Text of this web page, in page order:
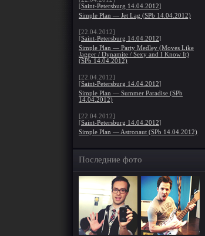
[Saint-Petersburg 14.04.2012]
Simple Plan — Jet Lag (SPb 14.04.2012)
[22.04.2012]
[Saint-Petersburg 14.04.2012]
Simple Plan — Party Medley (Moves Like
Jagger / Dynamite / Sexy and I Know It)
(SPb 14.04.2012)
[22.04.2012]
[Saint-Petersburg 14.04.2012]
Simple Plan — Summer Paradise (SPb
14.04.2012)
[22.04.2012]
[Saint-Petersburg 14.04.2012]
Simple Plan — Astronaut (SPb 14.04.2012)
Последние фото